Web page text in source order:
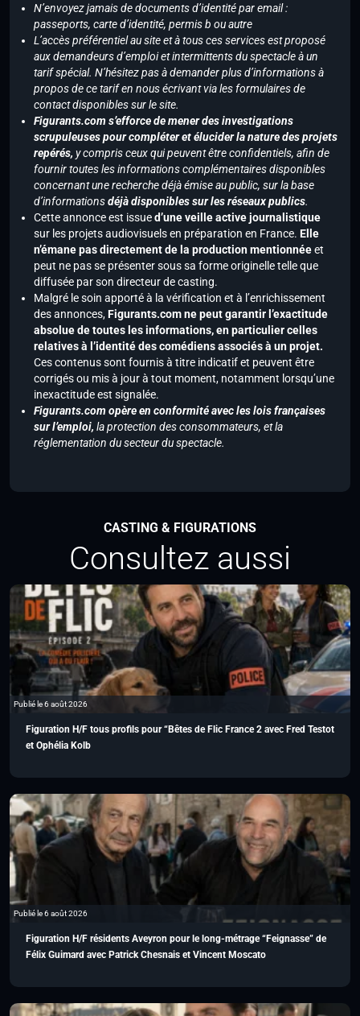
N’envoyez jamais de documents d’identité par email :
passeports, carte d’identité, permis b ou autre
L’accès préférentiel au site et à tous ces services est proposé
aux demandeurs d’emploi et intermittents du spectacle à un
tarif spécial. N’hésitez pas à demander plus d’informations à
propos de ce tarif en nous écrivant via les formulaires de
contact disponibles sur le site.
Figurants.com s’efforce de mener des investigations
scrupuleuses pour compléter et élucider la nature des projets
repérés, y compris ceux qui peuvent être confidentiels, afin de
fournir toutes les informations complémentaires disponibles
concernant une recherche déjà émise au public, sur la base
d’informationsdéjà disponibles sur les réseaux publics.
Cette annonce est issued’une veille active journalistique
sur les projets audiovisuels en préparation en France. Elle
n’émane pas directement de la production mentionnéeet
peut ne pas se présenter sous sa forme originelle telle que
diffusée par son directeur de casting.
Malgré le soin apporté à la vérification et à l’enrichissement
des annonces,Figurants.com ne peut garantir l’exactitude
absolue de toutes les informations, en particulier celles
relatives à l’identité des comédiens associés à un projet.
Ces contenus sont fournis à titre indicatif et peuvent être
corrigés ou mis à jour à tout moment, notamment lorsqu’une
inexactitude est signalée.
Figurants.com opère en conformité avec les lois françaises
sur l’emploi, la protection des consommateurs, et la
réglementation du secteur du spectacle.
CASTING & FIGURATIONS
Consultez aussi
Publié le 6 août 2026
Figuration H/F tous profils pour “Bêtes de Flic France 2 avec Fred Testot
et Ophélia Kolb
Publié le 6 août 2026
Figuration H/F résidents Aveyron pour le long-métrage “Feignasse” de
Félix Guimard avec Patrick Chesnais et Vincent Moscato